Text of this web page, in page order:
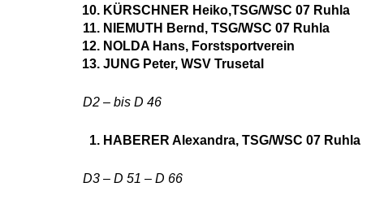
KÜRSCHNER Heiko,TSG/WSC 07 Ruhla
NIEMUTH Bernd, TSG/WSC 07 Ruhla
NOLDA Hans, Forstsportverein
JUNG Peter, WSV Trusetal
D2 – bis D 46
HABERER Alexandra, TSG/WSC 07 Ruhla
D3 – D 51 – D 66